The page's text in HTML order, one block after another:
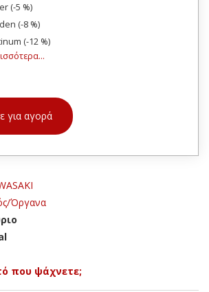
(-5 %)
(-8 %)
(-12 %)
για αγορά
Όργανα
που ψάχνετε;